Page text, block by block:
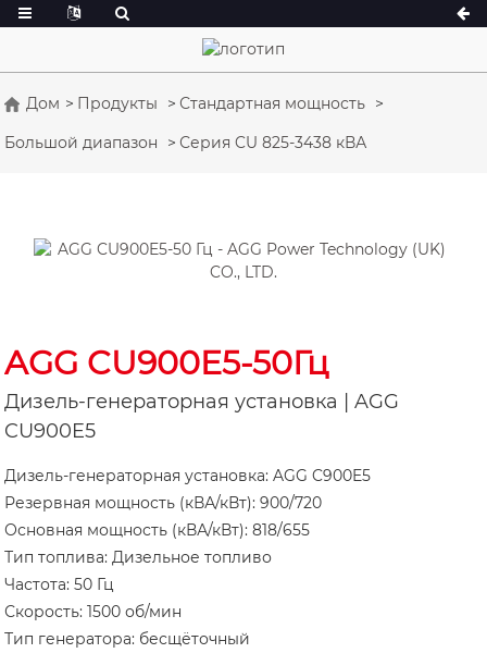
Дом Продукты
Стандартная мощность
Большой диапазон
Серия CU 825-3438 кВА
AGG CU900E5-50Гц
Дизель-генераторная установка | AGG
CU900E5
Дизель-генераторная установка: AGG C900E5
Резервная мощность (кВА/кВт): 900/720
Основная мощность (кВА/кВт): 818/655
Тип топлива: Дизельное топливо
Частота: 50 Гц
Скорость: 1500 об/мин
Тип генератора: бесщёточный
Серия А 16,5-150 кВА
Серия DE 22-250 кВА
Серия А 165-
Серия S 275-